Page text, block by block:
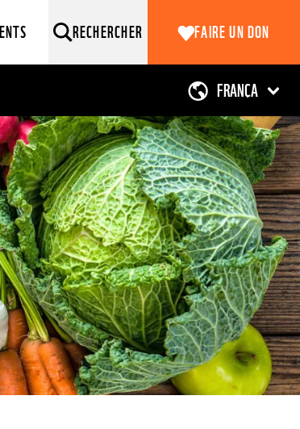
RECHERCHER FAIRE UN DON